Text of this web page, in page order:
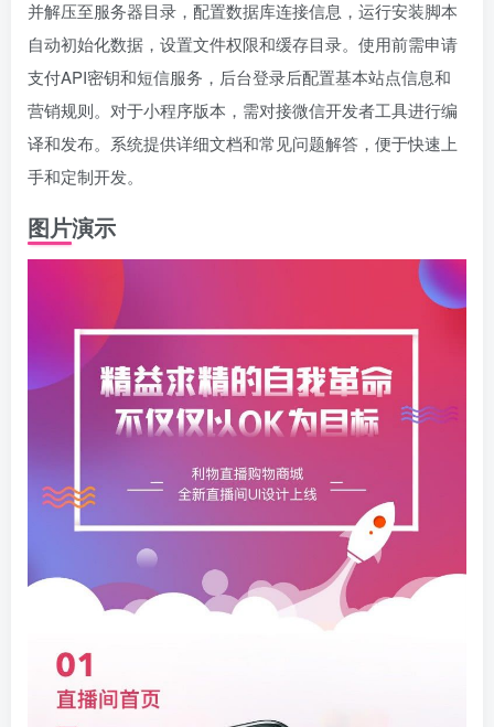
并解压至服务器目录，配置数据库连接信息，运行安装脚本
自动初始化数据，设置文件权限和缓存目录。使用前需申请
支付API密钥和短信服务，后台登录后配置基本站点信息和
营销规则。对于小程序版本，需对接微信开发者工具进行编
译和发布。系统提供详细文档和常见问题解答，便于快速上
手和定制开发。
图片演示